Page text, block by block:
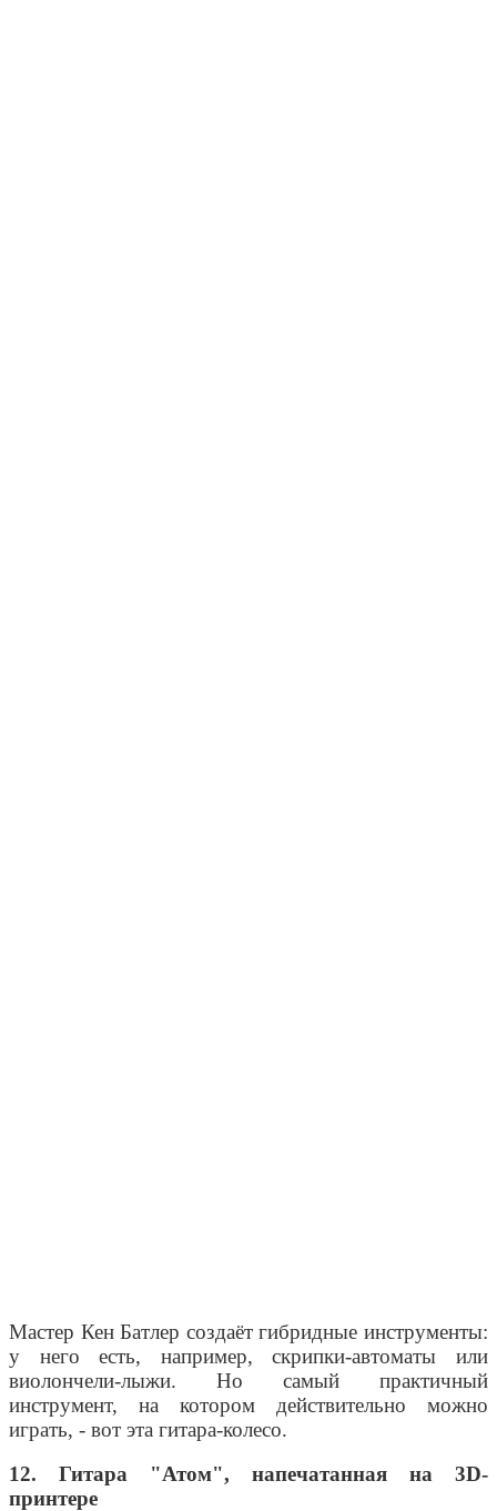
Мастер Кен Батлер создаёт гибридные инструменты:
у него есть, например, скрипки-автоматы или
виолончели-лыжи. Но самый практичный
инструмент, на котором действительно можно
играть, - вот эта гитара-колесо.
12. Гитара "Атом", напечатанная на 3D-
принтере